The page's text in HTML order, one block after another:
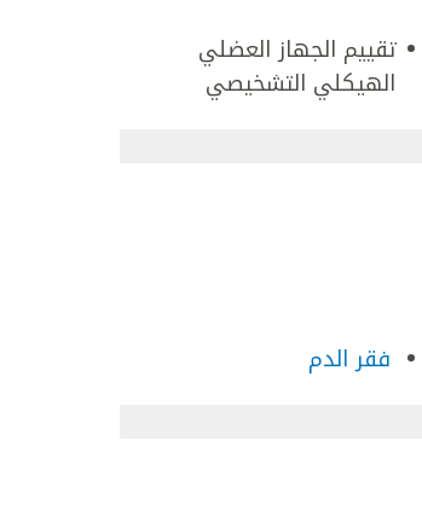
تقييم الجهاز العضلي
الهيكلي التشخيصي
فقر الدم